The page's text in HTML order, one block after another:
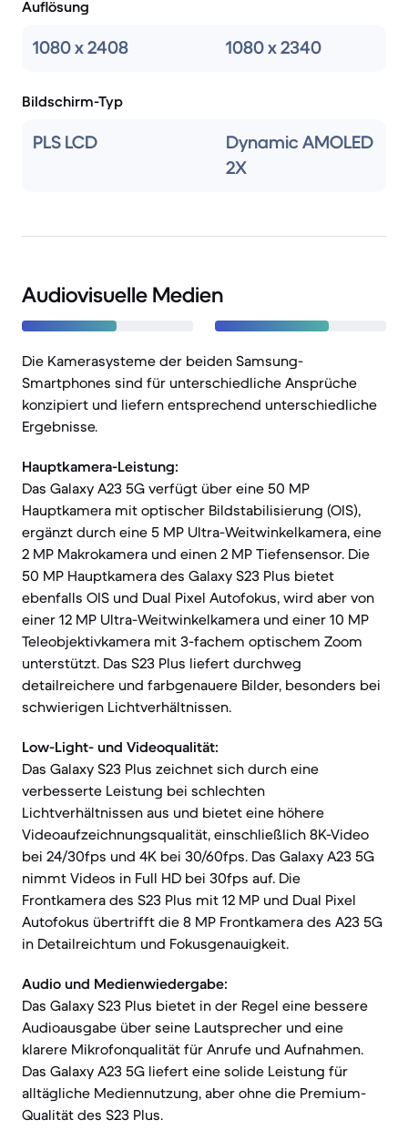
Auflösung
1080 x 2408 1080 x 2340
Bildschirm-Typ
PLS LCD
Dynamic AMOLED
2X
Audiovisuelle Medien
Die Kamerasysteme der beiden Samsung-
Smartphones sind für unterschiedliche Ansprüche
konzipiert und liefern entsprechend unterschiedliche
Ergebnisse.
Hauptkamera-Leistung:
Das Galaxy A23 5G verfügt über eine 50 MP
Hauptkamera mit optischer Bildstabilisierung (OIS),
ergänzt durch eine 5 MP Ultra-Weitwinkelkamera, eine
2 MP Makrokamera und einen 2 MP Tiefensensor. Die
50 MP Hauptkamera des Galaxy S23 Plus bietet
ebenfalls OIS und Dual Pixel Autofokus, wird aber von
einer 12 MP Ultra-Weitwinkelkamera und einer 10 MP
Teleobjektivkamera mit 3-fachem optischem Zoom
unterstützt. Das S23 Plus liefert durchweg
detailreichere und farbgenauere Bilder, besonders bei
schwierigen Lichtverhältnissen.
Low-Light- und Videoqualität:
Das Galaxy S23 Plus zeichnet sich durch eine
verbesserte Leistung bei schlechten
Lichtverhältnissen aus und bietet eine höhere
Videoaufzeichnungsqualität, einschließlich 8K-Video
bei 24/30fps und 4K bei 30/60fps. Das Galaxy A23 5G
nimmt Videos in Full HD bei 30fps auf. Die
Frontkamera des S23 Plus mit 12 MP und Dual Pixel
Autofokus übertrifft die 8 MP Frontkamera des A23 5G
in Detailreichtum und Fokusgenauigkeit.
Audio und Medienwiedergabe:
Das Galaxy S23 Plus bietet in der Regel eine bessere
Audioausgabe über seine Lautsprecher und eine
klarere Mikrofonqualität für Anrufe und Aufnahmen.
Das Galaxy A23 5G liefert eine solide Leistung für
alltägliche Mediennutzung, aber ohne die Premium-
Qualität des S23 Plus.